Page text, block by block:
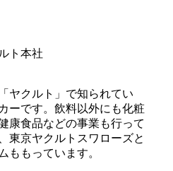
ト本社
ヤクルト」で知られてい
ーです。飲料以外にも化粧
康食品などの事業も行って
東京ヤクルトスワローズと
ももっています。